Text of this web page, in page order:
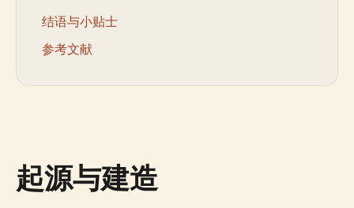
结语与小贴士
参考文献
起源与建造